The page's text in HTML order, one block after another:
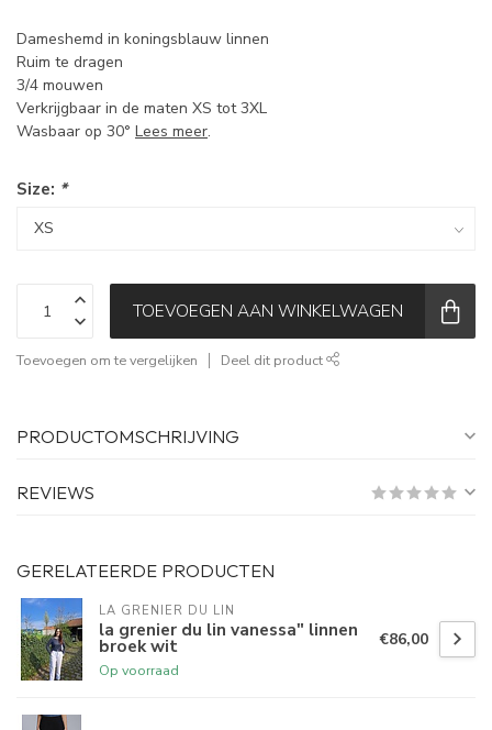
Dameshemd in koningsblauw linnen
Ruim te dragen
3/4 mouwen
Verkrijgbaar in de maten XS tot 3XL
Wasbaar op 30° Lees meer.
Size: *
TOEVOEGEN AAN WINKELWAGEN
Toevoegen om te vergelijken Deel dit product
PRODUCTOMSCHRIJVING
REVIEWS
GERELATEERDE PRODUCTEN
LA GRENIER DU LIN
la grenier du lin vanessa" linnen
broek wit
Op voorraad
€86,00